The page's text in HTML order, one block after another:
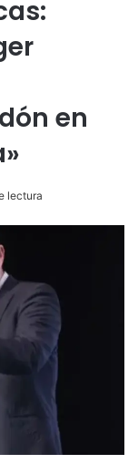
en
lectura